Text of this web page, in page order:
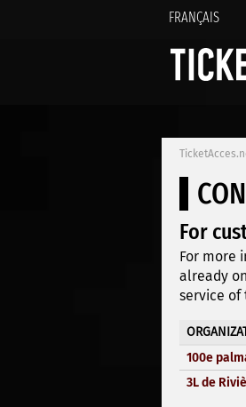
FRANÇAIS
For
For more
already
service of
100e
3L de